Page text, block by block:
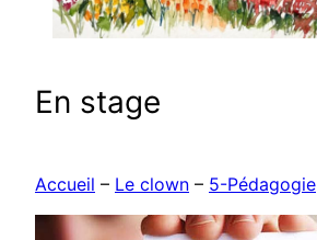
En stage
Accueil – Le clown – 5-Pédagogie